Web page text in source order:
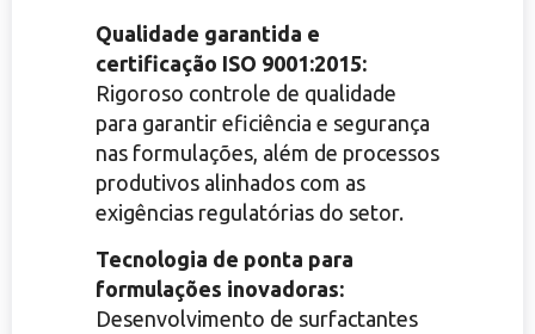
Qualidade garantida e
certificação ISO 9001:2015:
Rigoroso controle de qualidade
para garantir eficiência e segurança
nas formulações, além de processos
produtivos alinhados com as
exigências regulatórias do setor.
Tecnologia de ponta para
formulações inovadoras:
Desenvolvimento de surfactantes